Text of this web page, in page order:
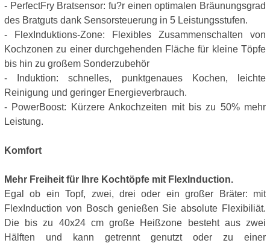
- PerfectFry Bratsensor: fu?r einen optimalen Bräunungsgrad
des Bratguts dank Sensorsteuerung in 5 Leistungsstufen.
- FlexInduktions-Zone: Flexibles Zusammenschalten von
Kochzonen zu einer durchgehenden Fläche für kleine Töpfe
bis hin zu großem Sonderzubehör
- Induktion: schnelles, punktgenaues Kochen, leichte
Reinigung und geringer Energieverbrauch.
- PowerBoost: Kürzere Ankochzeiten mit bis zu 50% mehr
Leistung.
Komfort
Mehr Freiheit für Ihre Kochtöpfe mit FlexInduction.
Egal ob ein Topf, zwei, drei oder ein großer Bräter: mit
FlexInduction von Bosch genießen Sie absolute Flexibiliät.
Die bis zu 40x24 cm große Heißzone besteht aus zwei
Hälften und kann getrennt genutzt oder zu einer